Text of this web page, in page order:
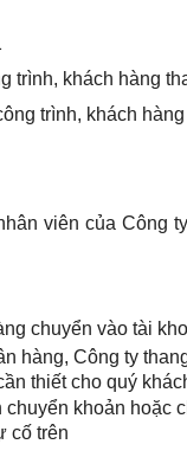
trình, khách hàng
trình, khách
viên của Công
chuyển vào tài
hàng, Công ty
thiết cho quý
khoản hoặc
cố trên